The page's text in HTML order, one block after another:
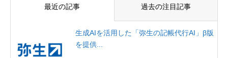
最近の記事 過去の注目記事
生成AIを活用した「弥生の記帳代行AI」β版
を提供...